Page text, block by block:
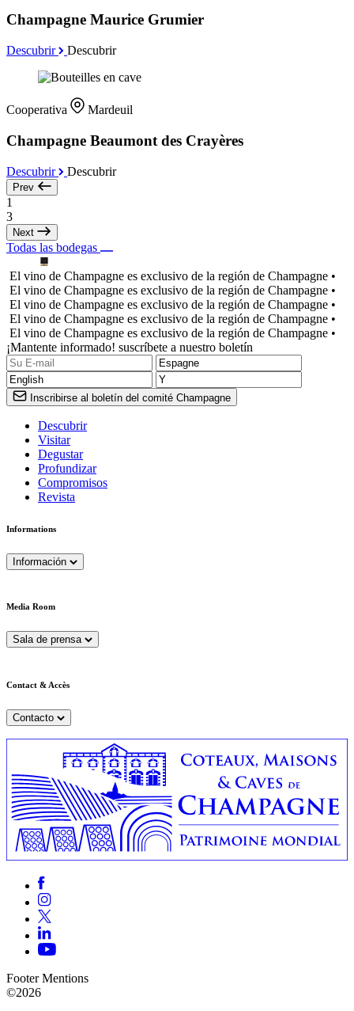
Champagne Maurice Grumier
Descubrir Descubrir
Cooperativa Mardeuil
Champagne Beaumont des Crayères
Descubrir Descubrir
Prev
1
3
Next
Todas las bodegas
El vino de Champagne es exclusivo de la región de Champagne •
El vino de Champagne es exclusivo de la región de Champagne •
El vino de Champagne es exclusivo de la región de Champagne •
El vino de Champagne es exclusivo de la región de Champagne •
El vino de Champagne es exclusivo de la región de Champagne •
¡Mantente informado! suscríbete a nuestro boletín
Inscribirse al boletín del comité Champagne
Descubrir
Visitar
Degustar
Profundizar
Compromisos
Revista
Informations
Información
Media Room
Sala de prensa
Contact & Accès
Contacto
Footer Mentions
©2026